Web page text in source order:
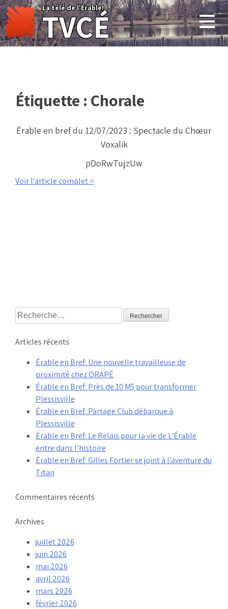
Skip
to
content
La télé de l'Érable!
TVCÉ
Étiquette : Chorale
Érable en bref du 12/07/2023 : Spectacle du Chœur
Voxalik
pDoRwTujzUw
Voir l'article complet >
Rechercher :
Articles récents
Érable en Bref: Une nouvelle travailleuse de
proximité chez ORAPÉ
Érable en Bref: Près de 10 M$ pour transformer
Plessisville
Érable en Bref: Partage Club débarque à
Plessisville
Érable en Bref: Le Relais pour la vie de L’Érable
entre dans l’histoire
Érable en Bref: Gilles Fortier se joint à l’aventure du
Titan
Commentaires récents
Archives
juillet 2026
juin 2026
mai 2026
avril 2026
mars 2026
février 2026